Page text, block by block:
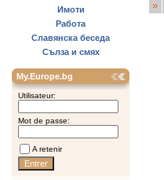
Имоти
Работа
Славянска беседа
Сълза и смях
My.Europe.bg
Utilisateur:
Mot de passe:
A retenir